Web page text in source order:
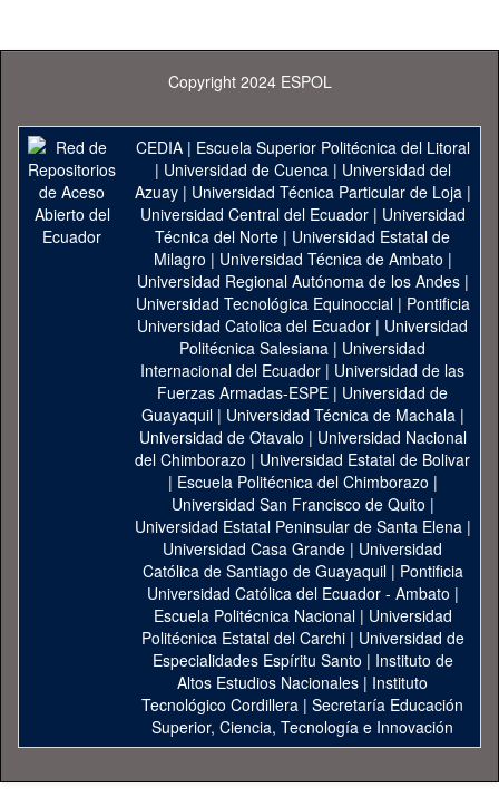
Copyright 2024 ESPOL
CEDIA| Escuela Superior Politécnica del Litoral
| Universidad de Cuenca| Universidad del
Azuay| Universidad Técnica Particular de Loja|
Universidad Central del Ecuador| Universidad
Técnica del Norte | Universidad Estatal de
Milagro | Universidad Técnica de Ambato |
Universidad Regional Autónoma de los Andes|
Universidad Tecnológica Equinoccial| Pontificia
Universidad Catolica del Ecuador | Universidad
Politécnica Salesiana | Universidad
Internacional del Ecuador | Universidad de las
Fuerzas Armadas-ESPE | Universidad de
Guayaquil| Universidad Técnica de Machala|
Universidad de Otavalo | Universidad Nacional
del Chimborazo | Universidad Estatal de Bolivar
| Escuela Politécnica del Chimborazo |
Universidad San Francisco de Quito |
Universidad Estatal Peninsular de Santa Elena|
Universidad Casa Grande | Universidad
Católica de Santiago de Guayaquil| Pontificia
Universidad Católica del Ecuador - Ambato |
Escuela Politécnica Nacional| Universidad
Politécnica Estatal del Carchi| Universidad de
Especialidades Espíritu Santo | Instituto de
Altos Estudios Nacionales | Instituto
Tecnológico Cordillera | Secretaría Educación
Superior, Ciencia, Tecnología e Innovación